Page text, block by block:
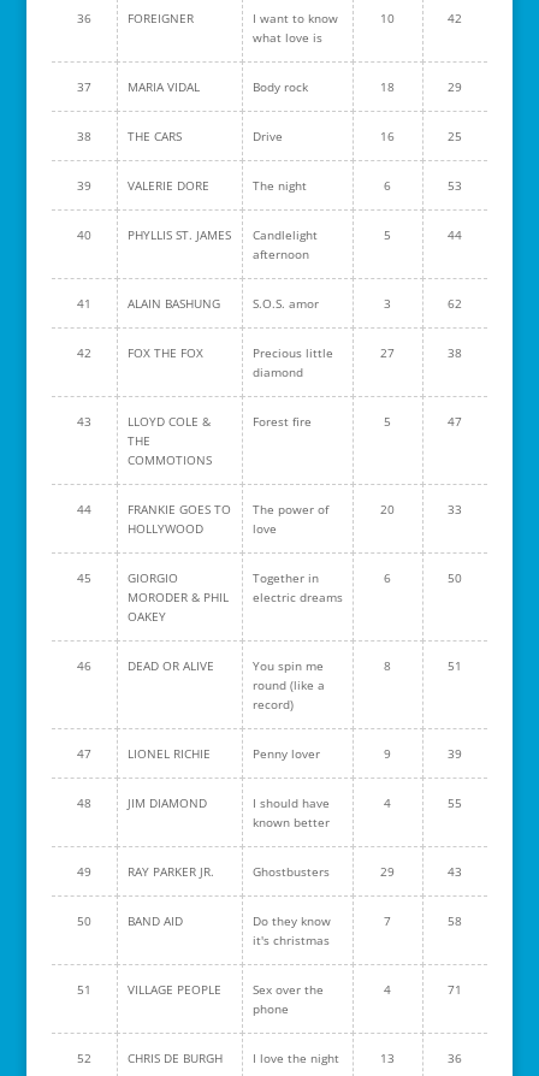
36 FOREIGNER
I want to know
what love is
10 42
37 MARIA VIDAL Body rock 18 29
38 THE CARS Drive 16 25
39 VALERIE DORE The night 6 53
40 PHYLLIS ST. JAMES
Candlelight
afternoon
5 44
41 ALAIN BASHUNG S.O.S. amor 3 62
42 FOX THE FOX
Precious little
diamond
27 38
43
LLOYD COLE &
THE
COMMOTIONS
Forest fire 5 47
44
FRANKIE GOES TO
HOLLYWOOD
The power of
love
20 33
45
GIORGIO
MORODER & PHIL
OAKEY
Together in
electric dreams
6 50
46 DEAD OR ALIVE
You spin me
round (like a
record)
8 51
47 LIONEL RICHIE Penny lover 9 39
48 JIM DIAMOND
I should have
known better
4 55
49 RAY PARKER JR. Ghostbusters 29 43
50 BAND AID
Do they know
it's christmas
7 58
51 VILLAGE PEOPLE
Sex over the
phone
4 71
52 CHRIS DE BURGH I love the night 13 36